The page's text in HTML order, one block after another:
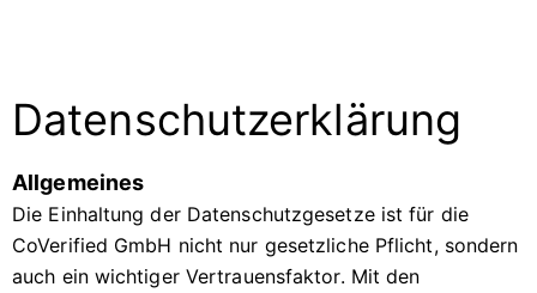
Datenschutzerklärung
Allgemeines
Die Einhaltung der Datenschutzgesetze ist für die
CoVerified GmbH nicht nur gesetzliche Pflicht, sondern
auch ein wichtiger Vertrauensfaktor. Mit den